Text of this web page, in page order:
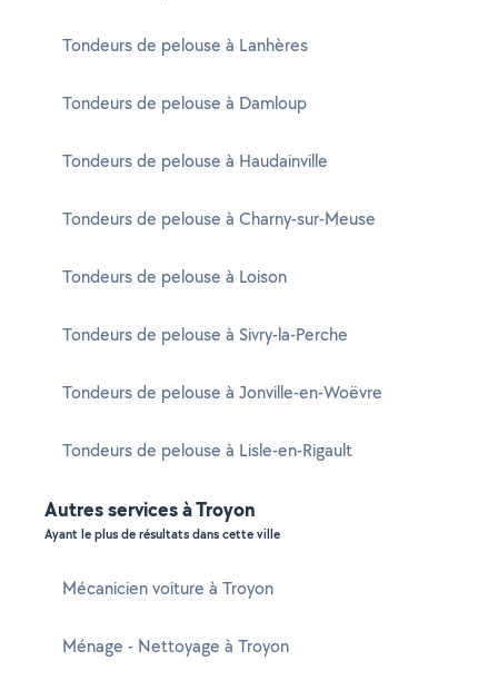
Tondeurs de pelouse à Lanhères
Tondeurs de pelouse à Damloup
Tondeurs de pelouse à Haudainville
Tondeurs de pelouse à Charny-sur-Meuse
Tondeurs de pelouse à Loison
Tondeurs de pelouse à Sivry-la-Perche
Tondeurs de pelouse à Jonville-en-Woëvre
Tondeurs de pelouse à Lisle-en-Rigault
Autres services à Troyon
Ayant le plus de résultats dans cette ville
Mécanicien voiture à Troyon
Ménage - Nettoyage à Troyon